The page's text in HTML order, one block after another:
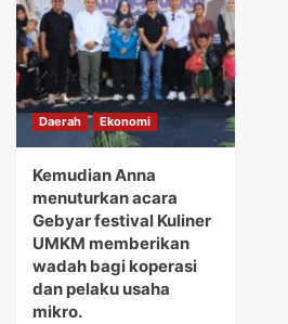
Daerah Ekonomi
Kemudian Anna
menuturkan acara
Gebyar festival Kuliner
UMKM memberikan
wadah bagi koperasi
dan pelaku usaha
mikro.